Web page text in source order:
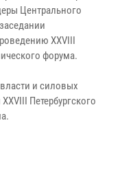
Центрального
XXVIII
форума.
и силовых
Петербургского